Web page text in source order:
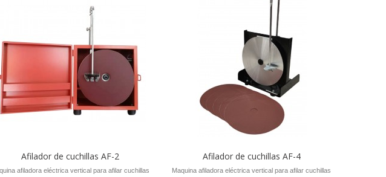
Afilador de cuchillas AF-2
afiladora eléctrica vertical para afilar cuchillas
Afilador de cuchillas AF-4
Maquina afiladora eléctrica vertical para afilar cuchillas